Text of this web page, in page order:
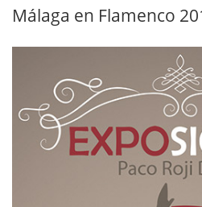
Málaga en Flamenco